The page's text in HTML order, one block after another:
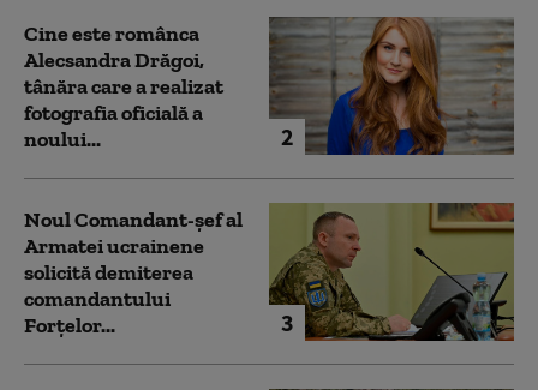
2
Cine este românca
Alecsandra Drăgoi,
tânăra care a realizat
fotografia oficială a
noului...
3
Noul Comandant-șef al
Armatei ucrainene
solicită demiterea
comandantului
Forțelor...